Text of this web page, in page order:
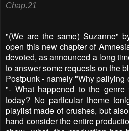
Chap.21
"(We are the same) Suzanne"
open this new chapter of
devoted, as announced a long
to answer some requests on the
Postpunk - namely "Why pallying
"- What happened to the
today? No particular theme
playlist made of crushes, but
hand consider the entire